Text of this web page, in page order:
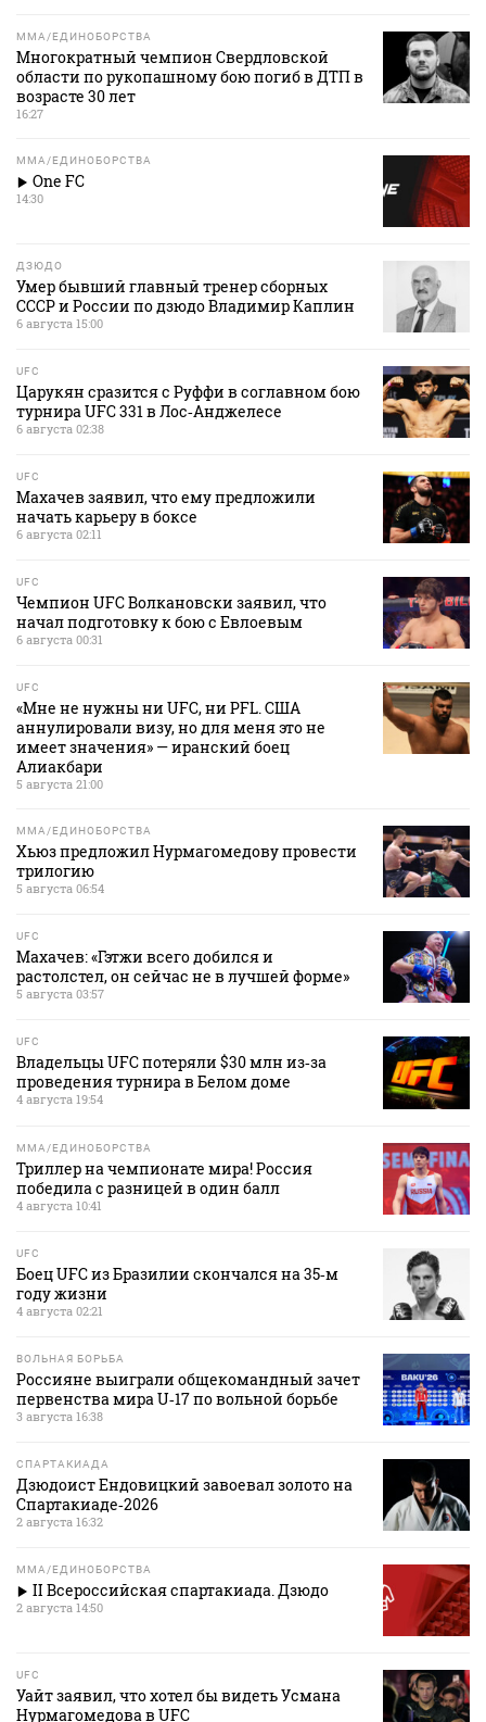
MMA/ЕДИНОБОРСТВА
Многократный чемпион Свердловской
области по рукопашному бою погиб в ДТП в
возрасте 30 лет
16:27
MMA/ЕДИНОБОРСТВА
One FC
14:30
ДЗЮДО
Умер бывший главный тренер сборных
СССР и России по дзюдо Владимир Каплин
6 августа 15:00
UFC
Царукян сразится с Руффи в соглавном бою
турнира UFC 331 в Лос‑Анджелесе
6 августа 02:38
UFC
Махачев заявил, что ему предложили
начать карьеру в боксе
6 августа 02:11
UFC
Чемпион UFC Волкановски заявил, что
начал подготовку к бою с Евлоевым
6 августа 00:31
UFC
«Мне не нужны ни UFC, ни PFL. США
аннулировали визу, но для меня это не
имеет значения» — иранский боец
Алиакбари
5 августа 21:00
MMA/ЕДИНОБОРСТВА
Хьюз предложил Нурмагомедову провести
трилогию
5 августа 06:54
UFC
Махачев: «Гэтжи всего добился и
растолстел, он сейчас не в лучшей форме»
5 августа 03:57
UFC
Владельцы UFC потеряли $30 млн из‑за
проведения турнира в Белом доме
4 августа 19:54
MMA/ЕДИНОБОРСТВА
Триллер на чемпионате мира! Россия
победила с разницей в один балл
4 августа 10:41
UFC
Боец UFC из Бразилии скончался на 35‑м
году жизни
4 августа 02:21
ВОЛЬНАЯ БОРЬБА
Россияне выиграли общекомандный зачет
первенства мира U‑17 по вольной борьбе
3 августа 16:38
СПАРТАКИАДА
Дзюдоист Ендовицкий завоевал золото на
Спартакиаде‑2026
2 августа 16:32
MMA/ЕДИНОБОРСТВА
II Всероссийская спартакиада. Дзюдо
2 августа 14:50
UFC
Уайт заявил, что хотел бы видеть Усмана
Нурмагомедова в UFC